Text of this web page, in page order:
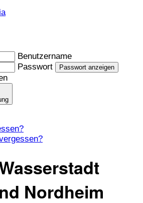
Benutzername
Passwort
Passwort anzeigen
Nordheim